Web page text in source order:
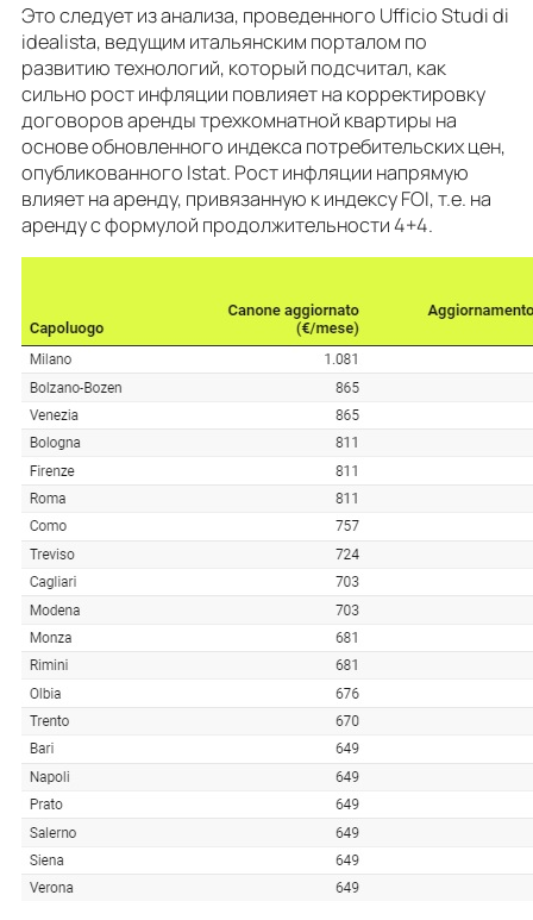
Это следует из анализа, проведенного Ufficio Studi di
idealista, ведущим итальянским порталом по
развитию технологий, который подсчитал, как
сильно рост инфляции повлияет на корректировку
договоров аренды трехкомнатной квартиры на
основе обновленного индекса потребительских цен,
опубликованного Istat. Рост инфляции напрямую
влияет на аренду, привязанную к индексу FOI, т.е. на
аренду с формулой продолжительности 4+4.